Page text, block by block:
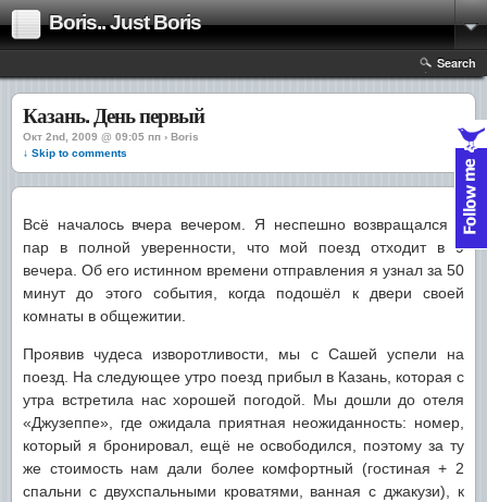
Boris.. Just Boris
Search
Казань. День первый
Окт 2nd, 2009 @ 09:05 пп › Boris
↓ Skip to comments
Всё началось вчера вечером. Я неспешно возвращался с
пар в полной уверенности, что мой поезд отходит в 9
вечера. Об его истинном времени отправления я узнал за 50
минут до этого события, когда подошёл к двери своей
комнаты в общежитии.
Проявив чудеса изворотливости, мы с Сашей успели на
поезд. На следующее утро поезд прибыл в Казань, которая с
утра встретила нас хорошей погодой. Мы дошли до отеля
«Джузеппе», где ожидала приятная неожиданность: номер,
который я бронировал, ещё не освободился, поэтому за ту
же стоимость нам дали более комфортный (гостиная + 2
спальни с двухспальными кроватями, ванная с джакузи), к